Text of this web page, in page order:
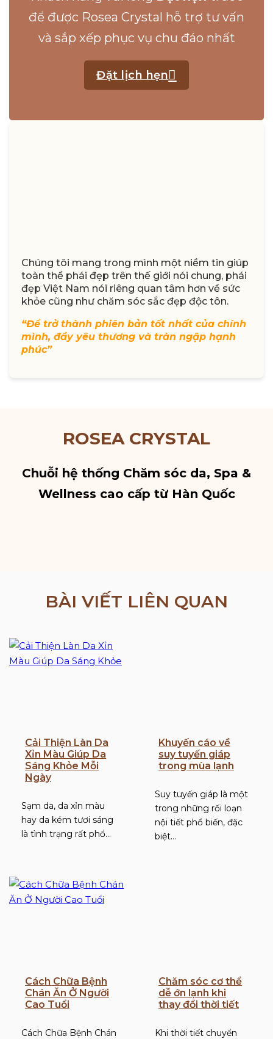
để được Rosea Crystal hỗ trợ tư vấn
và sắp xếp phục vụ chu đáo nhất
Đặt lịch hẹn
Chúng tôi mang trong mình một niềm tin giúp
toàn thể phái đẹp trên thế giới nói chung, phái
đẹp Việt Nam nói riêng quan tâm hơn về sức
khỏe cũng như chăm sóc sắc đẹp độc tôn.
“Để trở thành phiên bản tốt nhất của chính
mình, đầy yêu thương và tràn ngập hạnh
phúc”
ROSEA CRYSTAL
Chuỗi hệ thống Chăm sóc da, Spa &
Wellness cao cấp từ Hàn Quốc
BÀI VIẾT LIÊN QUAN
Cải Thiện Làn Da
Xỉn Màu Giúp Da
Sáng Khỏe Mỗi
Ngày
Sạm da, da xỉn màu
hay da kém tươi sáng
là tình trạng rất phổ…
Khuyến cáo về
suy tuyến giáp
trong mùa lạnh
Suy tuyến giáp là một
trong những rối loạn
nội tiết phổ biến, đặc
biệt…
Cách Chữa Bệnh
Chán Ăn Ở Người
Cao Tuổi
Cách Chữa Bệnh Chán
Chăm sóc cơ thể
dễ ớn lạnh khi
thay đổi thời tiết
Khi thời tiết chuyển